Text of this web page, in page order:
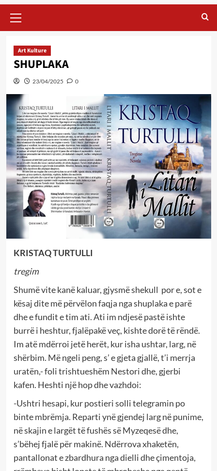
Menu
Art Kulture
SHUPLAKA
23/04/2025 0
KRISTAQ TURTULLI
tregim
Shumë vite kanë kaluar, gjysmë shekull por e, sot e
kësaj dite më përvëlon faqja nga shuplaka e parë
dhe e fundit e tim ati. Ati im ndjesë pastë ishte
burrë i heshtur, fjalëpakë veç, kishte dorë të rëndë.
Im atë mdërroi jetë herët, kur isha ushtar, larg, në
shërbim. Më ngeli peng, s’ e gjeta gjallë, t’i merrja
uratën,- foli trishtueshëm Nestori dhe, gjerbi
kafen. Heshti një hop dhe vazhdoi:
-Ushtri hesapi, kur postieri solli telegramin po
binte mbrëmja. Reparti ynë gjendej larg në punime,
në skajin e largët të fushës së Myzeqesë dhe,
s’bëhej fjalë për makinë. Ndërrova xhaketën,
pantallonat e zbardhura nga dielli dhe çimentoja,